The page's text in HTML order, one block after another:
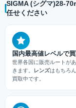
SIGMA (シグマ)28-
任せください
国内最高値レベルで
世界各国に販売ルートが
きます。 レンズはもちろ
買取中です。